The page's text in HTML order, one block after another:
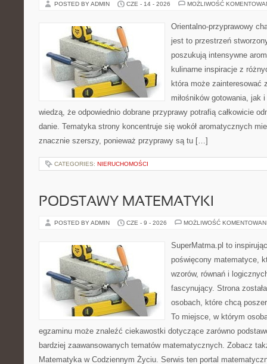
POSTED BY ADMIN CZE - 14 - 2026 MOŻLIWOŚĆ
Orientalno-przyprawowy
jest to przestrzeń
poszukują intensywne
kulinarne inspiracje z
która może zainteresować
miłośników gotowania, jak
wiedzą, że odpowiednio dobrane przyprawy potrafią całkowicie
danie. Tematyka strony koncentruje się wokół aromatycznych
znacznie szerszy, ponieważ przyprawy są tu […]
CATEGORIES: NIERUCHOMOŚCI
PODSTAWY MATEMATYKI
POSTED BY ADMIN CZE - 9 - 2026 MOŻLIWOŚĆ
SuperMatma.pl to
poświęcony matematyce,
wzorów, równań i
fascynujący. Strona
osobach, które chcą
To miejsce, w którym
egzaminu może znaleźć ciekawostki dotyczące zarówno
bardziej zaawansowanych tematów matematycznych. Zobacz
Matematyka w Codziennym Życiu. Serwis ten portal